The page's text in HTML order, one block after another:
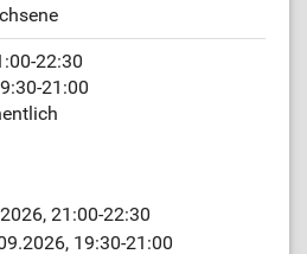
22:30
21:00
21:00-22:30
19:30-21:00